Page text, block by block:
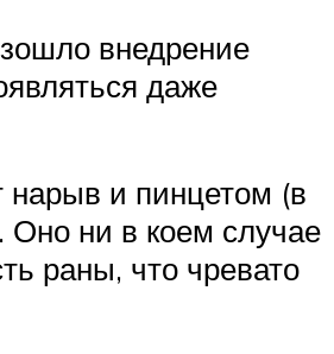
внедрение
даже
нарыв и пинцетом (в
Оно ни в коем случае
раны, что чревато